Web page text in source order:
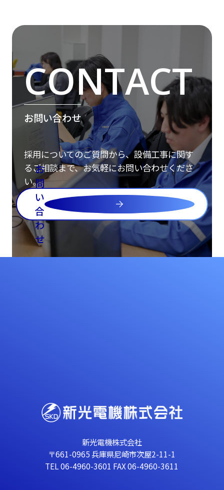
お問い合わせ
採用についてのご質問から、設備工事に関す
るご相談まで、お気軽にお問い合わせくださ
い。
お
問
い
合
わ
せ
新光電機株式会社
〒661-0965 兵庫県尼崎市次屋2-11-1
TEL 06-4960-3601 FAX 06-4960-3611